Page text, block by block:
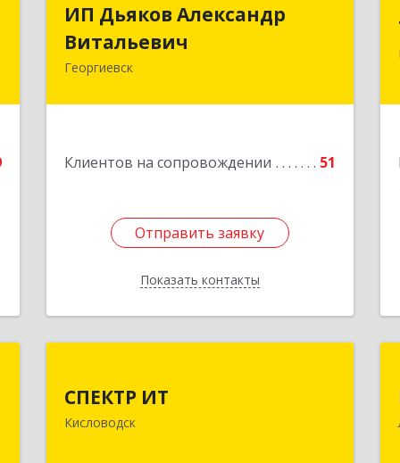
ИП Дьяков Александр
Витальевич
Георгиевск
Клиентов на сопровождении 51
Отправить заявку
Показать контакты
Витальевич
Отправить заявку
Назад
СПЕКТР ИТ
Кисловодск
Кисловодск г, Ставропольская ул, дом